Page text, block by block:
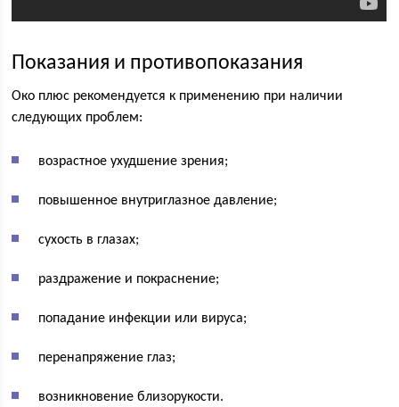
Показания и противопоказания
Око плюс рекомендуется к применению при наличии
следующих проблем:
возрастное ухудшение зрения;
повышенное внутриглазное давление;
сухость в глазах;
раздражение и покраснение;
попадание инфекции или вируса;
перенапряжение глаз;
возникновение близорукости.